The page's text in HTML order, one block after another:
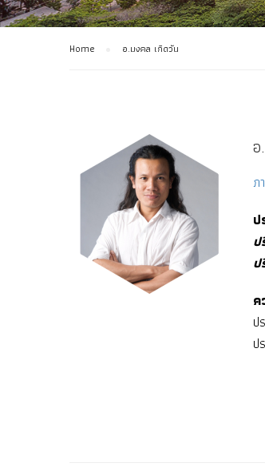
Home อ.มงคล เกิดวัน
ภ
ป
ค
ป
ป